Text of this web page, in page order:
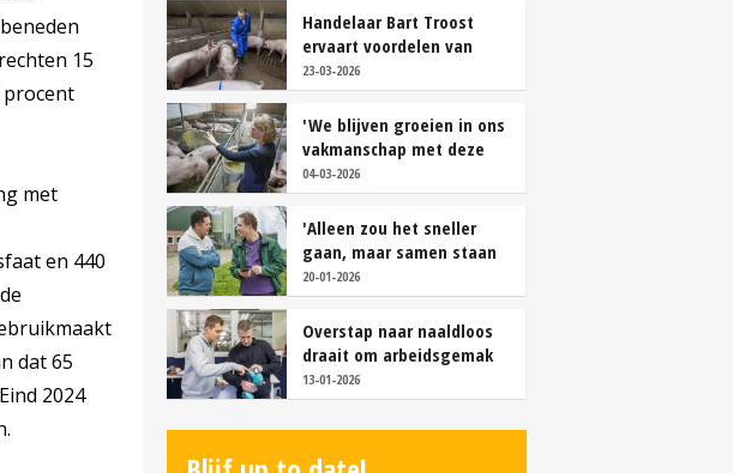
15
met
en 440
dat 65
2024
Handelaar Bart Troost
ervaart voordelen van
coöperatieve voerfusie
23-03-2026
'We blijven groeien in ons
vakmanschap met deze
teamaanpak'
04-03-2026
'Alleen zou het sneller
gaan, maar samen staan
we stukken sterker'
20-01-2026
Overstap naar naaldloos
draait om arbeidsgemak
en diervriendelijkheid
13-01-2026